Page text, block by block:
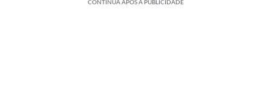
CONTINUA APÓS A PUBLICIDADE